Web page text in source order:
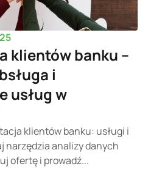
klientów banku –
i
usług w
klientów banku: usługi i
narzędzia analizy danych
ofertę i prowadź...